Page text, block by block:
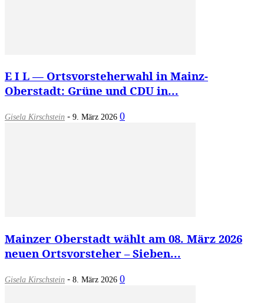
E I L — Ortsvorsteherwahl in Mainz-
Oberstadt: Grüne und CDU in...
Gisela Kirschstein - 9. März 2026 0
Mainzer Oberstadt wählt am 08. März 2026
neuen Ortsvorsteher – Sieben...
Gisela Kirschstein - 8. März 2026 0